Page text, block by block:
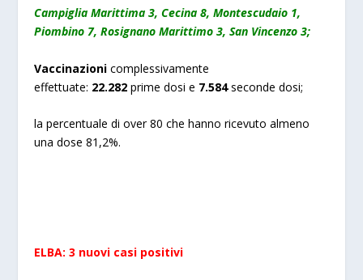
Campiglia Marittima 3, Cecina 8, Montescudaio 1,
Piombino 7, Rosignano Marittimo 3, San Vincenzo 3;
Vaccinazioni complessivamente
effettuate: 22.282 prime dosi e 7.584 seconde dosi;
la percentuale di over 80 che hanno ricevuto almeno
una dose 81,2%.
ELBA:3 nuovi casi positivi